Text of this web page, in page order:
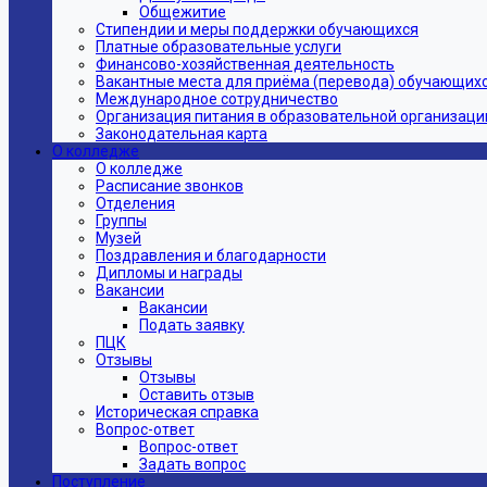
Общежитие
Стипендии и меры поддержки обучающихся
Платные образовательные услуги
Финансово-хозяйственная деятельность
Вакантные места для приёма (перевода)
Международное сотрудничество
Организация питания в образовательной
Законодательная карта
О колледже
О колледже
Расписание звонков
Отделения
Группы
Музей
Поздравления и благодарности
Дипломы и награды
Вакансии
Вакансии
Подать заявку
ПЦК
Отзывы
Отзывы
Оставить отзыв
Историческая справка
Вопрос-ответ
Вопрос-ответ
Задать вопрос
Поступление